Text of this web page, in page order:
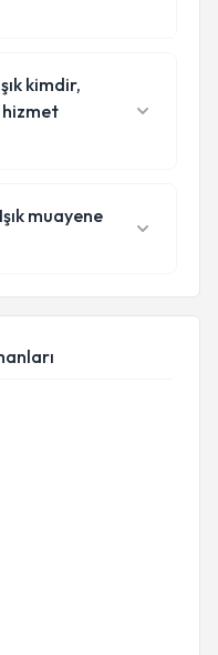
kimdir,
hizmet
muayene